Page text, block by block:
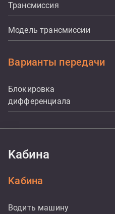
Трансмиссия
Модель трансмиссии
Варианты передачи
Блокировка
дифференциала
Kабина
Kабина
Водить машину